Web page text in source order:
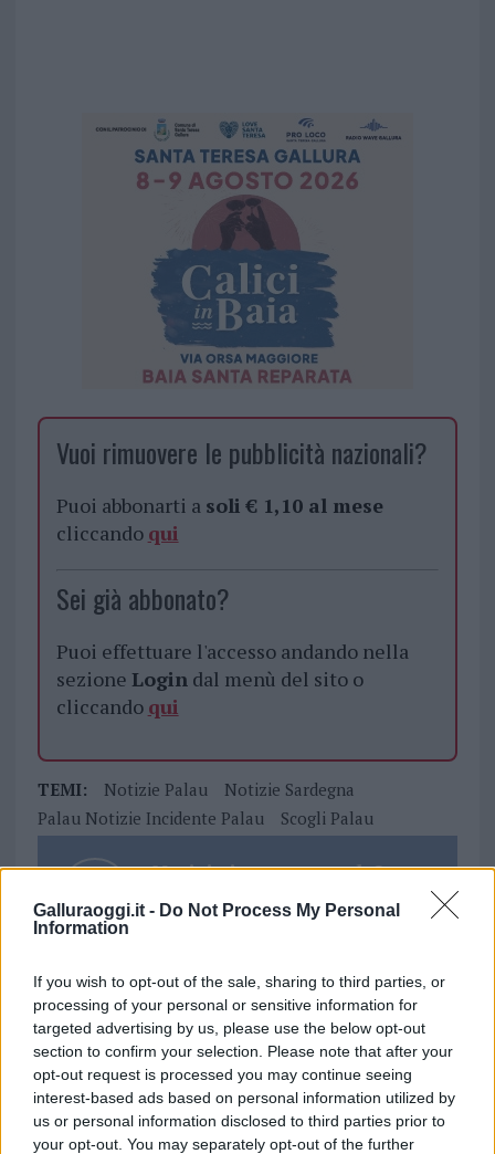
Galluraoggi.it - Do Not Process My Personal
Information
If you wish to opt-out of the sale, sharing to third parties, or
processing of your personal or sensitive information for
targeted advertising by us, please use the below opt-out
section to confirm your selection. Please note that after your
opt-out request is processed you may continue seeing
interest-based ads based on personal information utilized by
us or personal information disclosed to third parties prior to
your opt-out. You may separately opt-out of the further
Vuoi rimuovere le pubblicità nazionali?
Puoi abbonarti a soli € 1,10 al mese
cliccando qui
Sei già abbonato?
Puoi effettuare l'accesso andando nella
sezione Logindal menù del sito o
cliccando qui
TEMI: Notizie Palau
Notizie Sardegna
Palau Notizie Incidente Palau
Scogli Palau
Notizie in tempo reale?
Entra nel canale telegram di
Inviaci le tue segnalazioni,
i tuoi video e le tue foto
Su WhatsApp al numero +39
345 356 7512